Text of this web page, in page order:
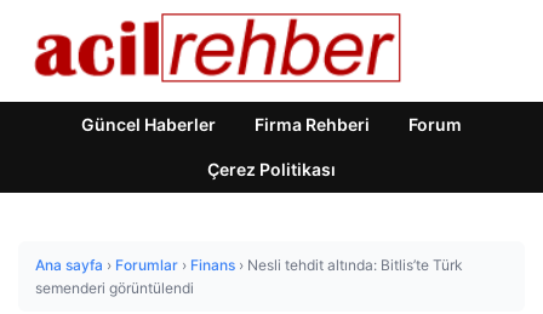
Güncel Haberler Firma Rehberi Forum
Çerez Politikası
Ana sayfa › Forumlar › Finans › Nesli tehdit altında: Bitlis’te Türk
semenderi görüntülendi